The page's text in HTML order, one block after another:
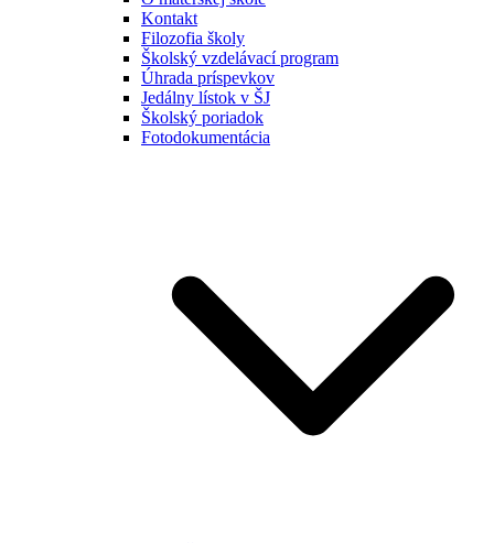
Kontakt
Filozofia školy
Školský vzdelávací program
Úhrada príspevkov
Jedálny lístok v ŠJ
Školský poriadok
Fotodokumentácia